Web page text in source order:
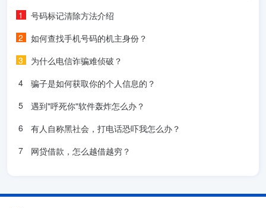
号码标记清除方法介绍
如何查找手机号码的机主身份？
为什么电信诈骗难侦破？
骗子是如何获取你的个人信息的？
遇到"呼死你"软件轰炸怎么办？
有人自称黑社会，打电话恐吓我怎么办？
网贷借款，怎么越借越穷？